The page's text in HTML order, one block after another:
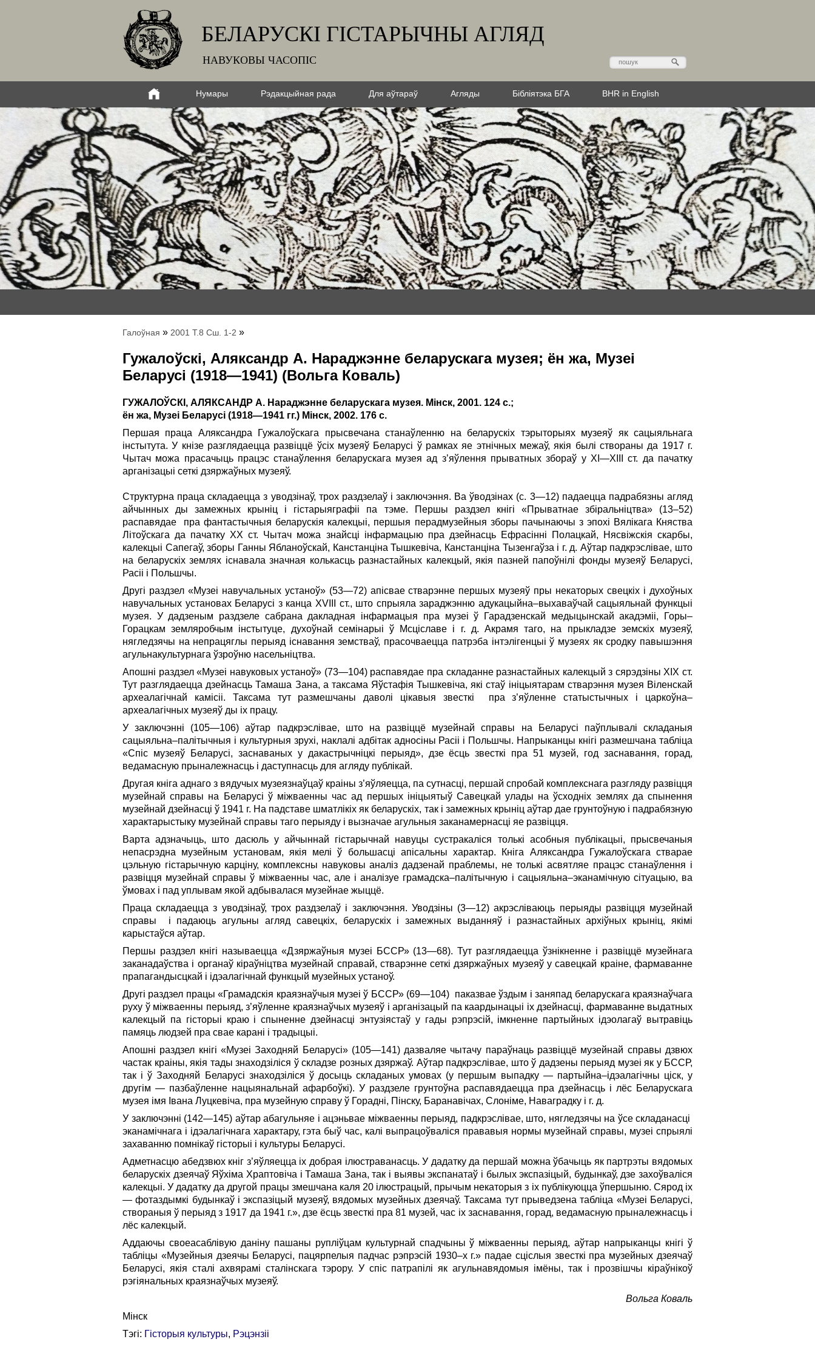
БЕЛАРУСКІ ГІСТАРЫЧНЫ АГЛЯД
НАВУКОВЫ ЧАСОПІС
Нумары Рэдакцыйная рада Для аўтараў Агляды Бібліятэка БГА BHR in English
Галоўная » 2001 Т.8 Сш. 1-2 »
Гужалоўскі, Аляксандр А. Нараджэнне беларускага музея; ён жа, Музеі
Беларусі (1918—1941) (Вольга Коваль)
ГУЖАЛОЎСКІ, АЛЯКСАНДР А. Нараджэнне беларускага музея. Мінск, 2001. 124 с.;
ён жа, Музеі Беларусі (1918—1941 гг.) Мінск, 2002. 176 с.
Першая праца Аляксандра Гужалоўскага прысвечана станаўленню на беларускіх тэрыторыях музеяў як сацыяльнага
інстытута. У кнізе разглядаецца развіццё ўсіх музеяў Беларусі ў рамках яе этнічных межаў, якія былі створаны да 1917 г.
Чытач можа прасачыць працэс станаўлення беларускага музея ад з’яўлення прыватных збораў у XI—XIII ст. да пачатку
арганізацыі сеткі дзяржаўных музеяў.
Структурна праца складаецца з уводзінаў, трох раздзелаў і заключэння. Ва ўводзінах (с. 3—12) падаецца па­драбязны агляд
айчынных ды замежных крыніц і гістарыя­графіі па тэме. Першы раздзел кнігі «Прыватнае збіральніцтва» (13–52)
распавядае пра фантастычныя беларускія калекцыі, першыя перадмузейныя зборы пачынаючы з эпохі Вялікага Княства
Літоўскага да пачатку ХХ ст. Чытач можа знайсці інфармацыю пра дзейнасць Ефрасінні Полацкай, Нясвіжскія скарбы,
калекцыі Сапегаў, зборы Ганны Ябланоўскай, Канстанціна Тышкевіча, Канстанціна Тызенгаўза і г. д. Аўтар падкрэслівае, што
на беларускіх землях існавала значная колькасць разнастайных калекцый, якія пазней папоўнілі фонды музеяў Беларусі,
Расіі і Польшчы.
Другі раздзел «Музеі навучальных устаноў» (53—72) апісвае стварэнне першых музеяў пры некаторых свецкіх і духоўных
навучальных установах Беларусі з канца ХVIII ст., што спрыяла зараджэнню адукацыйна–выхаваўчай сацыяльнай функцыі
музея. У дадзеным раздзеле сабрана дакладная інфармацыя пра музеі ў Гарадзенскай медыцынскай акадэміі, Горы–
Горацкам земляробчым інстытуце, духоўнай семінарыі ў Мсціславе і г. д. Акрамя таго, на пры­кладзе земскіх музеяў,
нягледзячы на непрацяглы перыяд існавання земстваў, прасочваецца патрэба інтэлігенцыі ў музеях як сродку павышэння
агульнакультурнага ўзроўню насельніцтва.
Апошні раздзел «Музеі навуковых устаноў» (73—104) распавядае пра складанне разнастайных калекцый з сярэдзіны ХIХ ст.
Тут разглядаецца дзейнасць Тамаша Зана, а таксама Яўстафія Тышкевіча, які стаў ініцыятарам стварэння музея Віленскай
археалагічнай камісіі. Таксама тут размешчаны даволі цікавыя звесткі пра з’яўленне статыстычных і царкоўна–
археалагічных музеяў ды іх працу.
У заключэнні (105—106) аўтар падкрэслівае, што на развіццё музейнай справы на Беларусі паўплывалі складаныя
сацыяльна–палітычныя і культурныя зрухі, наклалі адбітак адносіны Расіі і Польшчы. Напрыканцы кнігі размешчана табліца
«Спіс музеяў Беларусі, заснаваных у дакастрычніцкі перыяд», дзе ёсць звесткі пра 51 музей, год заснавання, горад,
ведамасную прыналежнасць і даступнасць для агляду публікай.
Другая кніга аднаго з вядучых музеязнаўцаў краіны з’яўляецца, па сутнасці, першай спробай комплекснага разгляду развіцця
музейнай справы на Беларусі ў міжваенны час ад першых ініцыятыў Савецкай улады на ўсходніх землях да спынення
музейнай дзейнасці ў 1941 г. На падставе шматлікіх як беларускіх, так і замежных крыніц аўтар дае грунтоўную і падрабязную
характарыстыку музейнай справы таго перыяду і вызначае агульныя заканамернасці яе развіцця.
Варта адзначыць, што дасюль у айчыннай гістарычнай навуцы сустракаліся толькі асобныя публікацыі, прысвечаныя
непасрэдна музейным установам, якія мелі ў большасці апісальны характар. Кніга Аляксандра Гужалоўскага стварае
цэльную гістарычную карціну, комплексны навуковы аналіз дадзенай праблемы, не толькі асвятляе працэс станаўлення і
развіцця музейнай справы ў міжваенны час, але і аналізуе грамадска–палітычную і сацыяльна–эканамічную сітуацыю, ва
ўмовах і пад уплывам якой адбывалася музейнае жыццё.
Праца складаецца з уводзінаў, трох раздзелаў і за­ключэння. Уводзіны (3—12) акрэсліваюць перыяды развіцця музейнай
справы і падаюць агульны агляд савецкіх, беларускіх і замежных выданняў і разнастайных архіўных крыніц, якімі
карыстаўся аўтар.
Першы раздзел кнігі называецца «Дзяржаўныя музеі БССР» (13—68). Тут разглядаецца ўзнікненне і развіццё музейнага
заканадаўства і органаў кіраўніцтва музейнай справай, стварэнне сеткі дзяржаўных музеяў у савецкай краіне, фармаванне
прапагандысцкай і ідэалагічнай функцый музейных устаноў.
Другі раздзел працы «Грамадскія краязнаўчыя музеі ў БССР» (69—104) паказвае ўздым і заняпад беларускага краязнаўчага
руху ў міжваенны перыяд, з’яўленне края­знаўчых музеяў і арганізацый па каардынацыі іх дзейнасці, фармаванне выдатных
калекцый па гісторыі краю і спыненне дзейнасці энтузіястаў у гады рэпрэсій, імкненне партыйных ідэолагаў вытравіць
памяць людзей пра свае карані і традыцыі.
Апошні раздзел кнігі «Музеі Заходняй Беларусі» (105—141) дазваляе чытачу параўнаць развіццё музейнай справы дзвюх
частак краіны, якія тады знаходзіліся ў складзе розных дзяржаў. Аўтар падкрэслівае, што ў дадзены перыяд музеі як у БССР,
так і ў Заходняй Беларусі знаходзіліся ў досыць складаных умовах (у першым выпадку — партыйна–ідэалагічны ціск, у
другім — пазбаўленне нацыянальнай афарбоўкі). У раздзеле грунтоўна распавядаецца пра дзейнасць і лёс Беларускага
музея імя Івана Луцкевіча, пра музейную справу ў Горадні, Пінску, Баранавічах, Слоніме, Наваградку і г. д.
У заключэнні (142—145) аўтар абагульняе і ацэньвае міжваенны перыяд, падкрэслівае, што, нягледзячы на ўсе складанасці
эканамічнага і ідэалагічнага характару, гэта быў час, калі выпрацоўваліся прававыя нормы музейнай справы, музеі спрыялі
захаванню помнікаў гісторыі і культуры Беларусі.
Адметнасцю абедзвюх кніг з’яўляецца іх добрая ілюстраванасць. У дадатку да першай можна ўбачыць як партрэты вядомых
беларускіх дзеячаў Яўхіма Храптовіча і Тамаша Зана, так і выявы экспанатаў і былых экспазіцый, будынкаў, дзе захоўваліся
калекцыі. У дадатку да другой працы змешчана каля 20 ілюстрацый, прычым некаторыя з іх публікуюцца ўпершыню. Сярод іх
— фота­здымкі будынкаў і экспазіцый музеяў, вядомых музейных дзеячаў. Таксама тут прыведзена табліца «Музеі Беларусі,
створаныя ў перыяд з 1917 да 1941 г.», дзе ёсць звесткі пра 81 музей, час іх заснавання, горад, ведамасную прыналежнасць і
лёс калекцый.
Аддаючы своеасаблівую даніну пашаны рупліўцам культурнай спадчыны ў міжваенны перыяд, аўтар напрыканцы кнігі ў
табліцы «Музейныя дзеячы Беларусі, пацярпелыя падчас рэпрэсій 1930–х г.» падае сціслыя звесткі пра музейных дзеячаў
Беларусі, якія сталі ахвярамі сталінскага тэрору. У спіс патрапілі як агульнавядомыя імёны, так і прозвішчы кіраўнікоў
рэгіянальных краязнаўчых музеяў.
Вольга Коваль
Мінск
Тэгі: Гісторыя культуры, Рэцэнзіі